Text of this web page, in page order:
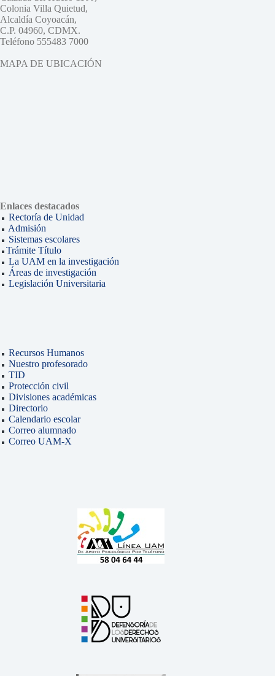
Colonia Villa Quietud,
Alcaldía Coyoacán,
C.P. 04960, CDMX.
Teléfono 555483 7000
MAPA DE UBICACIÓN
Enlaces destacados
Rectoría de Unidad
Admisión
Sistemas escolares
Trámite Título
La UAM en la investigación
Áreas de investigación
Legislación Universitaria
Recursos Humanos
Nuestro profesorado
TID
Protección civil
Divisiones académicas
Directorio
Calendario escolar
Correo alumnado
Correo UAM-X